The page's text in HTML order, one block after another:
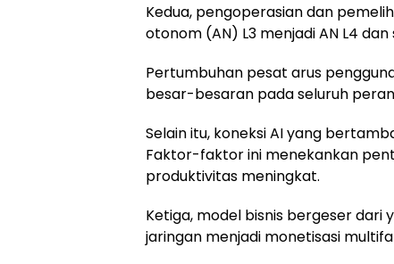
Kedua, pengoperasian dan
otonom (AN) L3 menjadi AN L4
Pertumbuhan pesat arus
besar-besaran pada seluruh
Selain itu, koneksi AI yang
Faktor-faktor ini menekankan
produktivitas meningkat.
Ketiga, model bisnis bergeser dari
jaringan menjadi monetisasi